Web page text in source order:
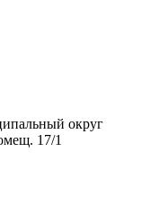
округ
17/1